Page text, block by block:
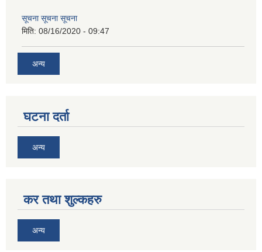
सूचना सूचना सूचना
मिति: 08/16/2020 - 09:47
अन्य
घटना दर्ता
अन्य
कर तथा शुल्कहरु
अन्य